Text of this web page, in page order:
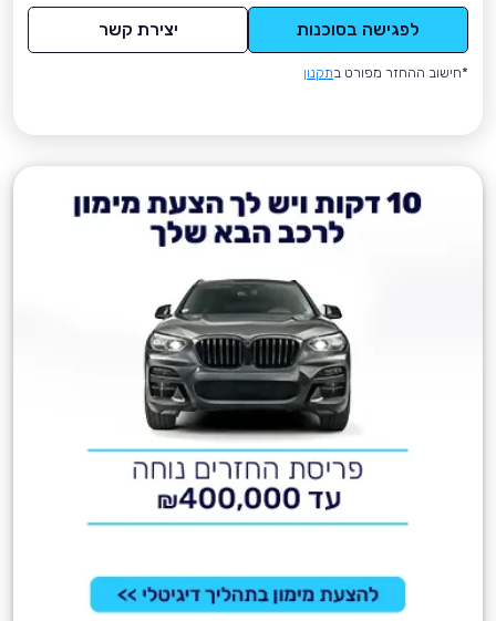
לפגישה בסוכנות יצירת קשר
*חישוב ההחזר מפורט בתקנון